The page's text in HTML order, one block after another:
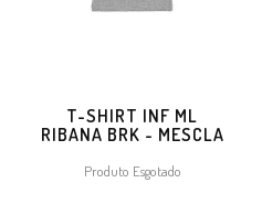
T-SHIRT INF ML
RIBANA BRK - MESCLA
Produto Esgotado